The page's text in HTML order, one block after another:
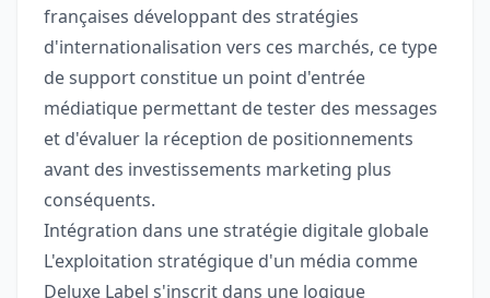
françaises développant des stratégies
d'internationalisation vers ces marchés, ce type
de support constitue un point d'entrée
médiatique permettant de tester des messages
et d'évaluer la réception de positionnements
avant des investissements marketing plus
conséquents.
Intégration dans une stratégie digitale globale
L'exploitation stratégique d'un média comme
Deluxe Label s'inscrit dans une logique